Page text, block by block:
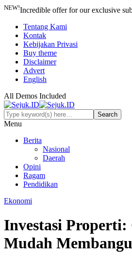
NEW!Incredible offer for our exclusive
Tentang Kami
Kontak
Kebijakan Privasi
Buy theme
Disclaimer
Advert
English
All Demos Included
Menu
Berita
Nasional
Daerah
Opini
Ragam
Pendidikan
Ekonomi
Investasi Properti:
Mudah